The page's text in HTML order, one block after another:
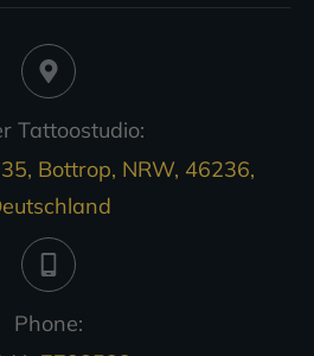
Tattoostudio:
Bottrop, NRW, 46236,
Phone: